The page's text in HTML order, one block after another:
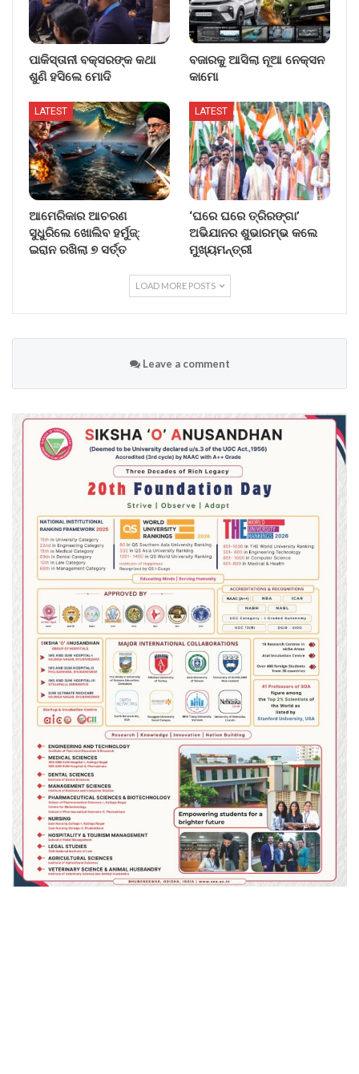
ପାକିସ୍ତାନୀ ବକ୍ସରଙ୍କ କଥା
ଶୁଣି ହସିଲେ ମୋଦି
ବଜାରକୁ ଆସିଲା ନୂଆ ନେକ୍ସନ
କାମୋ
LATEST
ଆମେରିକାର ଆଚରଣ
ସୁଧୁରିଲେ ଖୋଲିବ ହର୍ମୁଜ୍:
ଇରାନ ରଖିଲା ୭ ସର୍ତ୍ତ
LATEST
‘ଘରେ ଘରେ ତ୍ରିରଙ୍ଗା’
ଅଭିଯାନର ଶୁଭାରମ୍ଭ କଲେ
ମୁଖ୍ୟମନ୍ତ୍ରୀ
LOAD MORE POSTS
Leave a comment